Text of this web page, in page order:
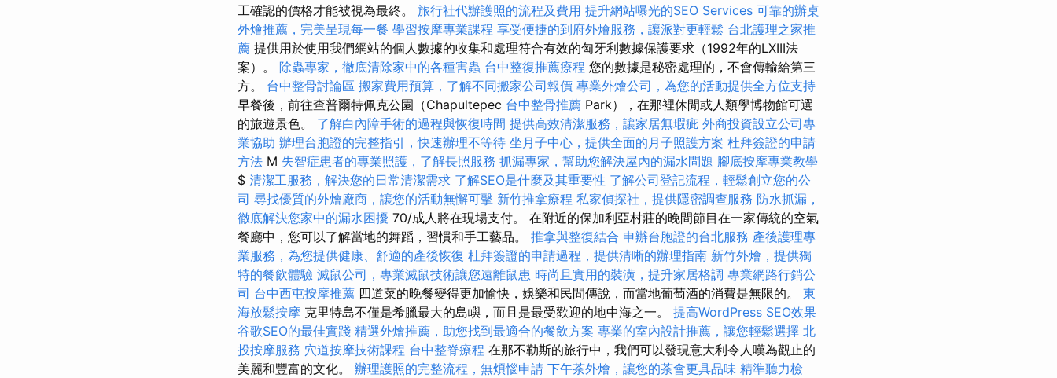
工確認的價格才能被視為最終。 旅行社代辦護照的流程及費用 提升網站曝光的SEO Services 可靠的辦桌
外燴推薦，完美呈現每一餐 學習按摩專業課程 享受便捷的到府外燴服務，讓派對更輕鬆 台北護理之家推
薦 提供用於使用我們網站的個人數據的收集和處理符合有效的匈牙利數據保護要求（1992年的LXIII法
案）。 除蟲專家，徹底清除家中的各種害蟲 台中整復推薦療程 您的數據是秘密處理的，不會傳輸給第三
方。 台中整骨討論區 搬家費用預算，了解不同搬家公司報價 專業外燴公司，為您的活動提供全方位支持
早餐後，前往查普爾特佩克公園（Chapultepec 台中整骨推薦 Park），在那裡休閒或人類學博物館可選
的旅遊景色。 了解白內障手術的過程與恢復時間 提供高效清潔服務，讓家居無瑕疵 外商投資設立公司專
業協助 辦理台胞證的完整指引，快速辦理不等待 坐月子中心，提供全面的月子照護方案 杜拜簽證的申請
方法 M 失智症患者的專業照護，了解長照服務 抓漏專家，幫助您解決屋內的漏水問題 腳底按摩專業教學
$ 清潔工服務，解決您的日常清潔需求 了解SEO是什麼及其重要性 了解公司登記流程，輕鬆創立您的公
司 尋找優質的外燴廠商，讓您的活動無懈可擊 新竹推拿療程 私家偵探社，提供隱密調查服務 防水抓漏，
徹底解決您家中的漏水困擾 70/成人將在現場支付。 在附近的保加利亞村莊的晚間節目在一家傳統的空氣
餐廳中，您可以了解當地的舞蹈，習慣和手工藝品。 推拿與整復結合 申辦台胞證的台北服務 產後護理專
業服務，為您提供健康、舒適的產後恢復 杜拜簽證的申請過程，提供清晰的辦理指南 新竹外燴，提供獨
特的餐飲體驗 滅鼠公司，專業滅鼠技術讓您遠離鼠患 時尚且實用的裝潢，提升家居格調 專業網路行銷公
司 台中西屯按摩推薦 四道菜的晚餐變得更加愉快，娛樂和民間傳說，而當地葡萄酒的消費是無限的。 東
海放鬆按摩 克里特島不僅是希臘最大的島嶼，而且是最受歡迎的地中海之一。 提高WordPress SEO效果
谷歌SEO的最佳實踐 精選外燴推薦，助您找到最適合的餐飲方案 專業的室內設計推薦，讓您輕鬆選擇 北
投按摩服務 穴道按摩技術課程 台中整脊療程 在那不勒斯的旅行中，我們可以發現意大利令人嘆為觀止的
美麗和豐富的文化。 辦理護照的完整流程，無煩惱申請 下午茶外燴，讓您的茶會更具品味 精準聽力檢